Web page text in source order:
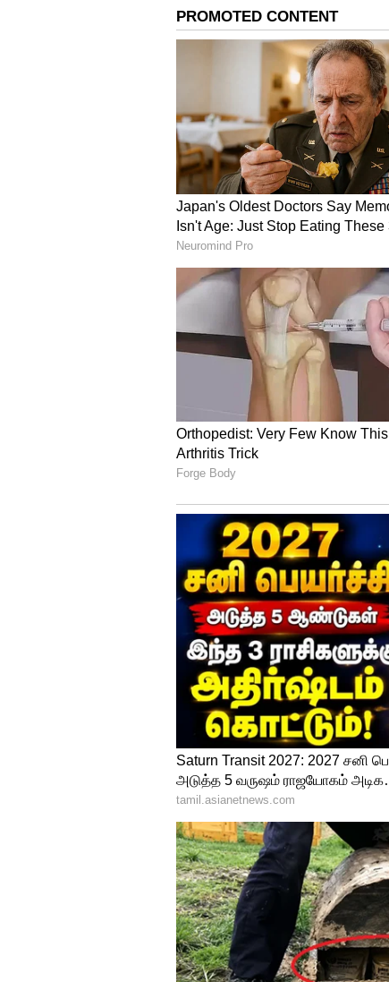
ஷர்மா மற்றும் ஃபின் ஆலன்
சிக்ஸர்களை அடித்துள்ளனர்.
Related Articles
Vaibhav
செலிப்ரேஷன்...
உடைத்த வைபவ்
சூர்யவன்ஷி!
Image Credit :X/IPL
சூர்யவன்ஷியின்
ஒரு ஐபிஎல் சீசனில்
ஒரு சீசனில் பவர் பிளேயில்
உள்ளது. இந்த சீசனில்
490 ரன்கள் எடுத்துள்ளார்.
ரன்கள் எடுத்து அதிகபட்ச
ஆண்டுகளுக்குப் பிறகு,
பவர்பிளேயில் அதிக
பவர் பிளேயில் அதிக